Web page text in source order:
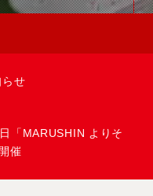
せ
「MARUSHIN よりそ
催